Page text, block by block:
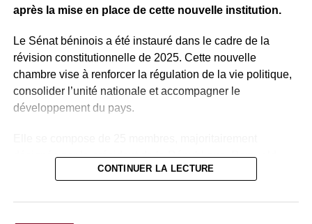
DON'T MISS
candidature est valable »
après la mise en place de cette nouvelle institution.
Le Sénat béninois a été instauré dans le cadre de la
révision constitutionnelle de 2025. Cette nouvelle
chambre vise à renforcer la régulation de la vie politique,
consolider l’unité nationale et accompagner le
développement du pays.
désignés par le président de la République, Romuald
Wadagni, auxquels s’ajoutent des membres de droit.
Parmi ces membres de droit figurent plusieurs anciens
CONTINUER LA LECTURE